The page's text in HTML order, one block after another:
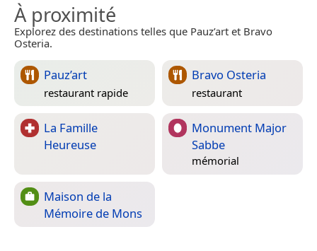
À proximité
Explorez des destinations telles que Pauz’art et Bravo
Osteria.
Pauz’art
restaurant rapide
Bravo Osteria
restaurant
La Famille
Heureuse
Monument Major
Sabbe
mémorial
Maison de la
Mémoire de Mons